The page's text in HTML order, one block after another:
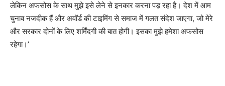
लेकिन अफसोस के साथ मुझे इसे लेने से इनकार करना पड़ रहा है। देश में आम
चुनाव नजदीक हैं और अवॉर्ड की टाइमिंग से समाज में गलत संदेश जाएगा, जो मेरे
और सरकार दोनों के लिए शर्मिंदगी की बात होगी। इसका मुझे हमेशा अफसोस
रहेगा।’